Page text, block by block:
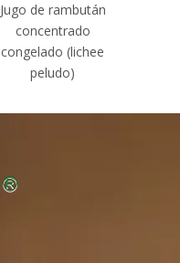
Jugo de rambután
concentrado
congelado (lichee
peludo)